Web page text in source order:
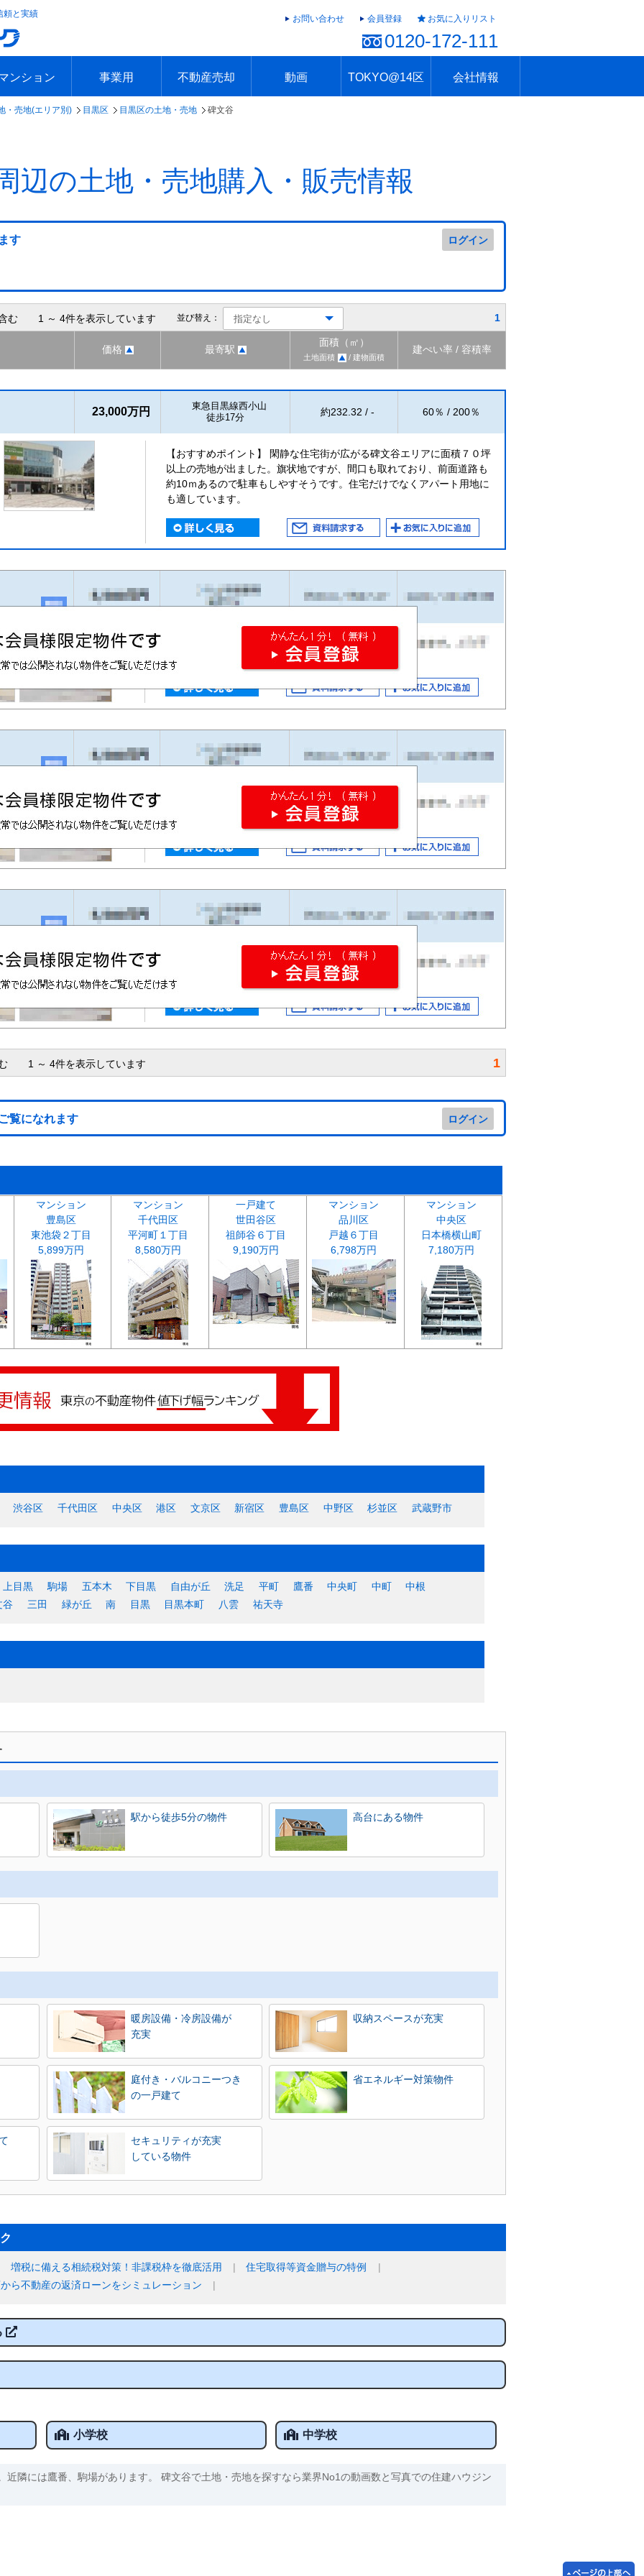
頼と実績
お問い合わせ 会員登録 お気に入りリスト
0120-172-111
ンション
リアで探す
線で探す
日の新着物件
週の新着物件
事業用
エリアで探す
沿線で探す
本日の新着物件
今週の新着物件
不動産売却
不動産売却トップ
簡単無料査定
不動産売却の流れ
不動産売却 Q&A
海外からの不動産売買
動画 TOKYO@14区 会社情報
・売地(エリア別) 目黒区 目黒区の土地・売地 碑文谷
辺の土地・売地購入・販売情報
す ログイン
む 1 ～ 4件を表示しています 並び替え： 1
価格 最寄駅
面積（㎡）
土地面積 / 建物面積
建ぺい率 / 容積率
23,000万円
東急目黒線西小山
徒歩17分
約232.32 / - 60％ / 200％
【おすすめポイント】 閑静な住宅街が広がる碑文谷エリアに面積７０坪
以上の売地が出ました。旗状地ですが、間口も取れており、前面道路も
約10ｍあるので駐車もしやすそうです。住宅だけでなくアパート用地に
も適しています。
1 ～ 4件を表示しています 1
覧になれます ログイン
マンション
豊島区
東池袋２丁目
5,899万円
マンション
千代田区
平河町１丁目
8,580万円
一戸建て
世田谷区
祖師谷６丁目
9,190万円
マンション
品川区
戸越６丁目
6,798万円
マンション
中央区
日本橋横山町
7,180万円
渋谷区 千代田区 中央区 港区 文京区 新宿区 豊島区 中野区 杉並区 武蔵野市
上目黒 駒場 五本木 下目黒 自由が丘 洗足 平町 鷹番 中央町 中町
中根
谷
三田 緑が丘 南 目黒 目黒本町 八雲 祐天寺
駅から徒歩5分の物件 高台にある物件
暖房設備・冷房設備が
充実
収納スペースが充実
庭付き・バルコニーつき
の一戸建て
省エネルギー対策物件
セキュリティが充実
している物件
増税に備える相続税対策！非課税枠を徹底活用
住宅取得等資金贈与の特例
ら不動産の返済ローンをシミュレーション
小学校 中学校
近隣には鷹番、駒場があります。 碑文谷で土地・売地を探すなら業界No1の動画数と写真での住建ハウジン